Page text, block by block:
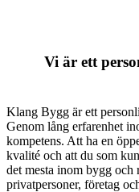
Vi är ett
Klang Bygg är ett
Genom lång erfarenhet
kompetens. Att ha en
kvalité och att du som
det mesta inom bygg och
privatpersoner, företag